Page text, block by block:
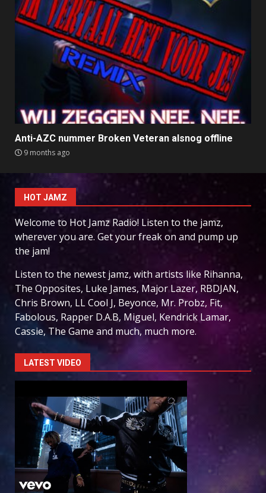
Anti-AZC nummer Broken Veteran alsnog offline
9 months ago
HOT JAMZ
Welcome to Hot Jamz Radio! Listen to the jamz,
wherever you are. Get your freak on and pump up
the jam!
Listen to the newest jamz, with artists like Rihanna,
The Opposites, Luke James, Major Lazer, RBDJAN,
Chris Brown, LL Cool J, Beyonce, Mr. Probz, Fit,
Fabolous, Rapper D.A.B, Miguel, Kendrick Lamar,
Cassie, The Game and much, much more.
LATEST VIDEO